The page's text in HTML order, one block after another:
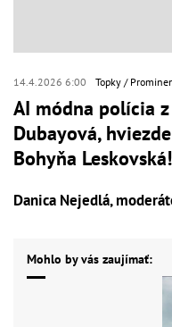
14.4.2026 6:00 Topky
AI módna polícia z
Dubayová,
Bohyňa Leskovská!
Danica Nejedlá,
Mohlo by vás zaujímať: